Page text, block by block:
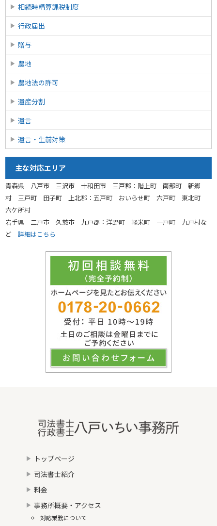
相続時精算課税制度
行政届出
贈与
農地
農地法の許可
遺産分割
遺言
遺言・生前対策
主な対応エリア
青森県 八戸市 三沢市 十和田市 三戸郡：階上町 南部町 新郷
村 三戸町 田子町 上北郡：五戸町 おいらせ町 六戸町 東北町
六ケ所村
岩手県 二戸市 久慈市 九戸郡：洋野町 軽米町 一戸町 九戸村な
ど詳細はこちら
トップページ
司法書士紹介
料金
事務所概要・アクセス
対応業務について